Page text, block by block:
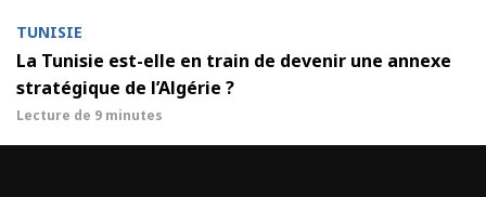
TUNISIE
La Tunisie est-elle en train de devenir une annexe
stratégique de l’Algérie ?
Lecture de 9 minutes